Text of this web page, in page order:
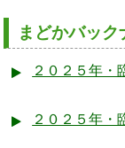
まどかバック
２０２５年・
２０２５年・